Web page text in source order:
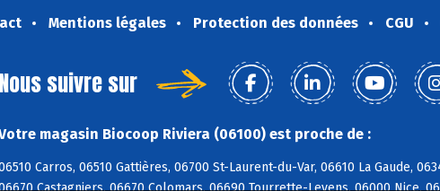
Mentions légales Protection des données CGU
Nous suivre sur
magasin Biocoop Riviera (06100) est proche de :
Carros, 06510 Gattières, 06700 St-Laurent-du-Var, 06610 La Gaude,
Castagniers, 06670 Colomars, 06690 Tourrette-Levens, 06000 Nice,